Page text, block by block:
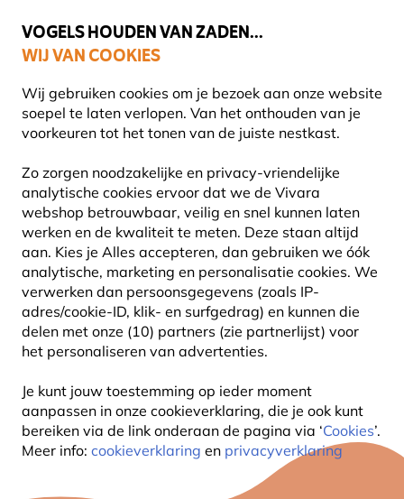
VOGELS HOUDEN VAN ZADEN...
WIJ VAN COOKIES
Wij gebruiken cookies om je bezoek aan onze website
soepel te laten verlopen. Van het onthouden van je
voorkeuren tot het tonen van de juiste nestkast.
Zo zorgen noodzakelijke en privacy-vriendelijke
analytische cookies ervoor dat we de Vivara
webshop betrouwbaar, veilig en snel kunnen laten
werken en de kwaliteit te meten. Deze staan altijd
aan. Kies je Alles accepteren, dan gebruiken we óók
analytische, marketing en personalisatie cookies. We
verwerken dan persoonsgegevens (zoals IP-
adres/cookie-ID, klik- en surfgedrag) en kunnen die
delen met onze (10) partners (zie partnerlijst) voor
het personaliseren van advertenties.
Je kunt jouw toestemming op ieder moment
aanpassen in onze cookieverklaring, die je ook kunt
bereiken via de link onderaan de pagina via ‘Cookies’.
Meer info: cookieverklaring en privacyverklaring
Gratis thuisbezorgd vanaf €49
10% KORTING